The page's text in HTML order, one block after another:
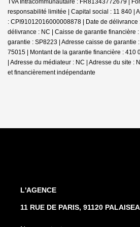
TVA Intracommunautaire : FR81343772679 |
responsabilité limitée | Capital social : 11 840 |
: CPI91012016000008878 | Date de délivrance
délivrance : NC | Caisse de garantie financière :
garantie : SP8223 | Adresse caisse de garantie
75015 | Montant de la garantie financière : 410
| Adresse du médiateur : NC | Adresse du site :
et financièrement indépendante
L'AGENCE
11 RUE DE PARIS, 91120